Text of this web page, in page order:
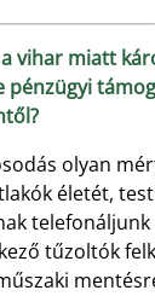
vihar miatt
pénzügyi
olyan
életét,
telefonáljunk
tűzoltók